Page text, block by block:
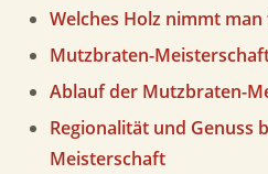
Welches Holz nimmt
Mutzbraten-
Ablauf der Mutzbraten-
Regionalität und Genuss
Meisterschaft